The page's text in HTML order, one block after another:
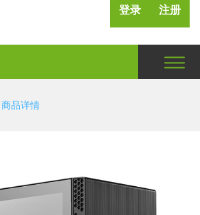
登录 注册
商品详情